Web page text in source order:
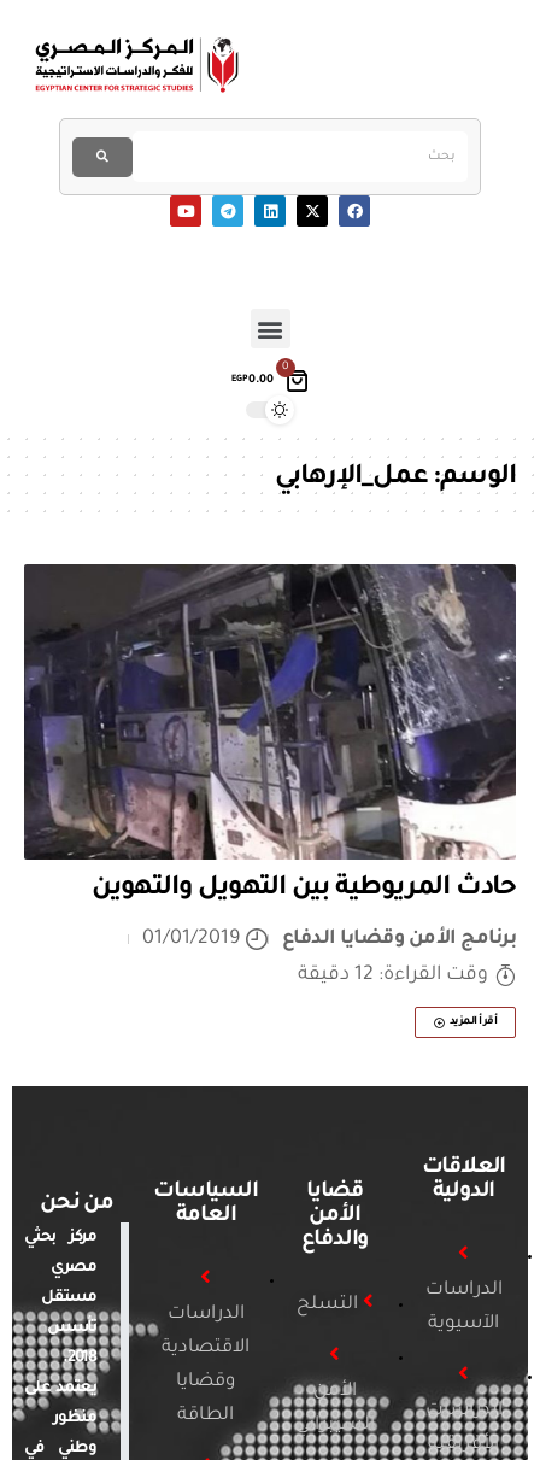
0
EGP0.00
الوسم:عمل_الإرهابي
حادث المريوطية بين التهويل والتهوين
برنامج الأمن وقضايا الدفاع
01/01/2019
وقت القراءة: 12 دقيقة
أقرأ المزيد
العلاقات
الدولية
الدراسات
الآسيوية
الدراسات
الأفريقية
قضايا
الأمن
والدفاع
التسلح
الأمن
السيبراني
السياسات
العامة
الدراسات
الاقتصادية
وقضايا
الطاقة
من نحن
مركز بحثي
مصري
مستقل
تأسس
2018.
يعتمد على
منظور
وطني في